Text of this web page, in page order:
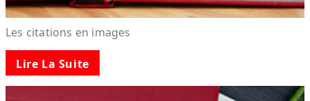
Les citations en images
Lire La Suite